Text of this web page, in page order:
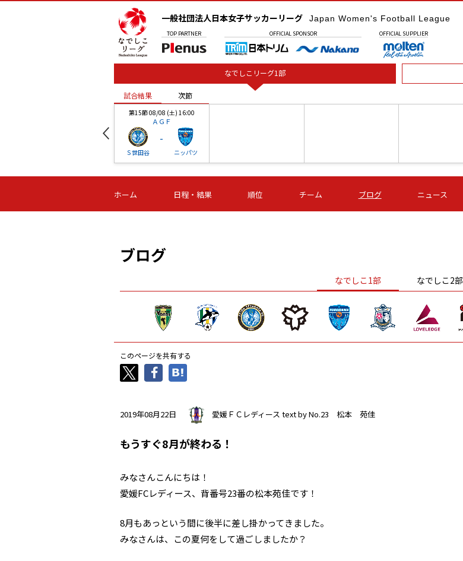
一般社団法人日本女子サッカーリーグ Japan Women's Football League
TOP PARTNER OFFICIAL SPONSOR OFFICIAL SUPPLIER
なでしこリーグ1部
試合結果 次節
第15節 08/08 (土) 16:00
ＡＧＦ
Ｓ世田谷
-
ニッパツ
-
第16節 09/05 (土) 15:00
ニッパツ
-
第16節 09/05 (土) 15:00
石人の星
-
第16節 09/05 (土) 16:00
ＡＧＦ
-
いちご
-
試合結果 次節
ホーム 日程・結果 順位 チーム ブログ ニュース
ブログ
なでしこ1部 なでしこ2部
このページを共有する
2019年08月22日 愛媛ＦＣレディース text by No.23 松本 苑佳
もうすぐ8月が終わる！
みなさんこんにちは！
愛媛FCレディース、背番号23番の松本苑佳です！
8月もあっという間に後半に差し掛かってきました。
みなさんは、この夏何をして過ごしましたか？